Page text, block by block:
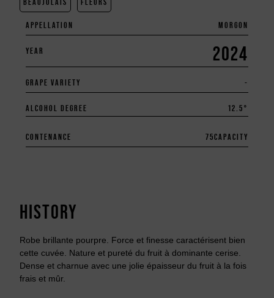
BEAUJOLAIS FLEURS
APPELLATION MORGON
YEAR 2024
GRAPE VARIETY -
ALCOHOL DEGREE 12.5°
CONTENANCE 75CAPACITY
HISTORY
Robe brillante pourpre. Force et finesse caractérisent bien
cette cuvée. Nature et pureté du fruit à dominante cerise.
Dense et charnue avec une jolie épaisseur du fruit à la fois
frais et mûr.